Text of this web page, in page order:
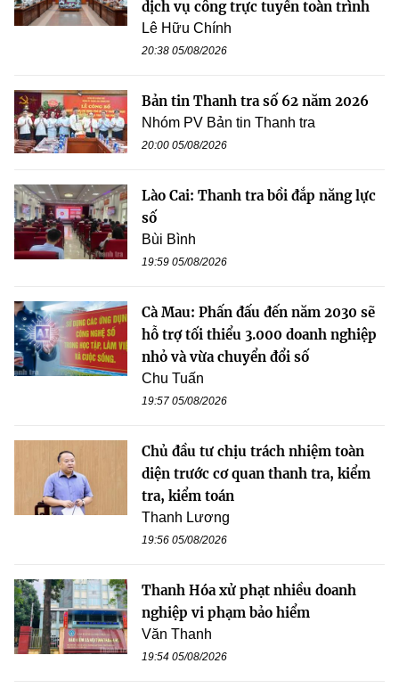
dịch vụ công trực tuyến toàn trình
Lê Hữu Chính
20:38 05/08/2026
Bản tin Thanh tra số 62 năm 2026
Nhóm PV Bản tin Thanh tra
20:00 05/08/2026
Lào Cai: Thanh tra bồi đắp năng lực
số
Bùi Bình
19:59 05/08/2026
Cà Mau: Phấn đấu đến năm 2030 sẽ
hỗ trợ tối thiểu 3.000 doanh nghiệp
nhỏ và vừa chuyển đổi số
Chu Tuấn
19:57 05/08/2026
Chủ đầu tư chịu trách nhiệm toàn
diện trước cơ quan thanh tra, kiểm
tra, kiểm toán
Thanh Lương
19:56 05/08/2026
Thanh Hóa xử phạt nhiều doanh
nghiệp vi phạm bảo hiểm
Văn Thanh
19:54 05/08/2026